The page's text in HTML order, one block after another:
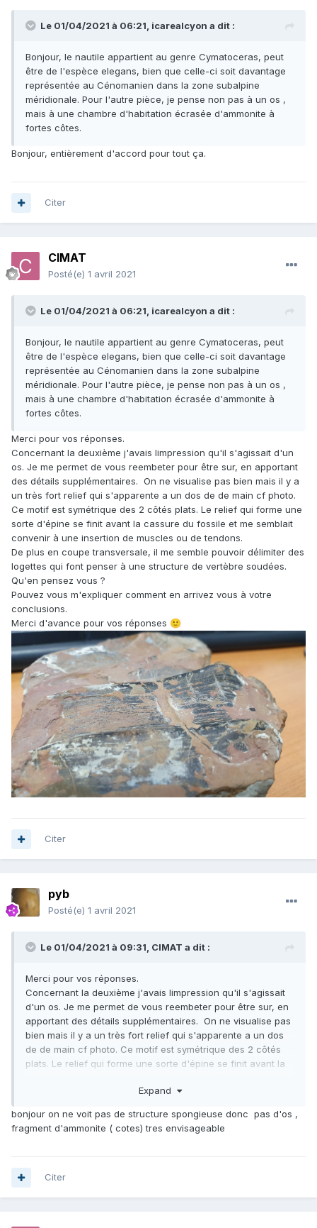
Le 01/04/2021 à 06:21, icarealcyon a dit :
Bonjour, le nautile appartient au genre Cymatoceras, peut
être de l'espèce elegans, bien que celle-ci soit davantage
représentée au Cénomanien dans la zone subalpine
méridionale. Pour l'autre pièce, je pense non pas à un os ,
mais à une chambre d'habitation écrasée d'ammonite à
fortes côtes.
Bonjour, entièrement d'accord pour tout ça.
Citer
CIMAT
Posté(e) 1 avril 2021
Le 01/04/2021 à 06:21, icarealcyon a dit :
Bonjour, le nautile appartient au genre Cymatoceras, peut
être de l'espèce elegans, bien que celle-ci soit davantage
représentée au Cénomanien dans la zone subalpine
méridionale. Pour l'autre pièce, je pense non pas à un os ,
mais à une chambre d'habitation écrasée d'ammonite à
fortes côtes.
Merci pour vos réponses.
Concernant la deuxième j'avais limpression qu'il s'agissait d'un
os. Je me permet de vous reembeter pour être sur, en apportant
des détails supplémentaires. On ne visualise pas bien mais il y a
un très fort relief qui s'apparente a un dos de de main cf photo.
Ce motif est symétrique des 2 côtés plats. Le relief qui forme une
sorte d'épine se finit avant la cassure du fossile et me semblait
convenir à une insertion de muscles ou de tendons.
De plus en coupe transversale, il me semble pouvoir délimiter des
logettes qui font penser à une structure de vertèbre soudées.
Qu'en pensez vous ?
Pouvez vous m'expliquer comment en arrivez vous à votre
conclusions.
Merci d'avance pour vos réponses 🙂
Citer
pyb
Posté(e) 1 avril 2021
Le 01/04/2021 à 09:31, CIMAT a dit :
Merci pour vos réponses.
Concernant la deuxième j'avais limpression qu'il s'agissait
d'un os. Je me permet de vous reembeter pour être sur, en
apportant des détails supplémentaires. On ne visualise pas
bien mais il y a un très fort relief qui s'apparente a un dos
de de main cf photo. Ce motif est symétrique des 2 côtés
plats. Le relief qui forme une sorte d'épine se finit avant la
de muscles ou de tendons.
délimiter des logettes qui font penser à une structure de
vertèbre soudées. Qu'en pensez vous ?
Merci d'avance pour vos réponses
Expand
bonjour on ne voit pas de structure spongieuse donc pas d'os ,
fragment d'ammonite ( cotes) tres envisageable
Citer